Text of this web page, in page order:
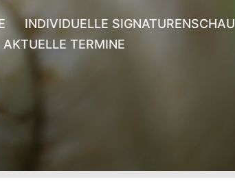
INDIVIDUELLE SIGNATURENSCHAU
AKTUELLE TERMINE